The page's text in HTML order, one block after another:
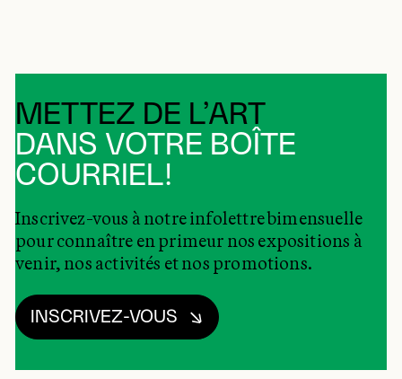
METTEZ DE L’ART
DANS VOTRE BOÎTE
COURRIEL!
Inscrivez-vous à notre infolettre bimensuelle
pour connaître en primeur nos expositions à
venir, nos activités et nos promotions.
INSCRIVEZ-VOUS